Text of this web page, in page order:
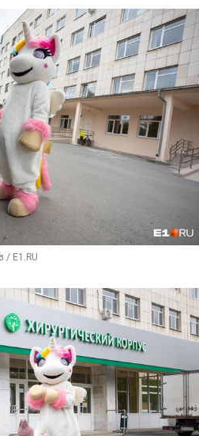
/ E1.RU